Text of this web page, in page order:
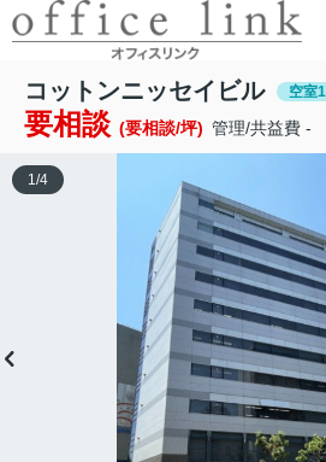
コットンニッセイビル 空室1
要相談 (要相談/坪) 管理/共益費 -
1/4